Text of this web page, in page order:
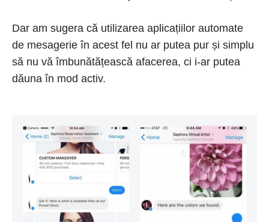
Dar am sugera că utilizarea aplicațiilor automate
de mesagerie în acest fel nu ar putea pur și simplu
să nu vă îmbunătățească afacerea, ci i-ar putea
dăuna în mod activ.